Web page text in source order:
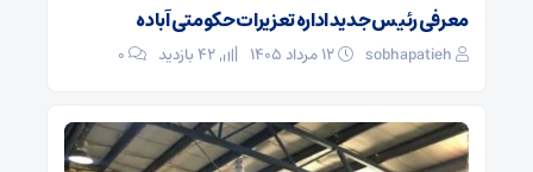
معرفی رئیس جدید اداره تعزیرات حکومتی آباده
sobhapatieh ۰